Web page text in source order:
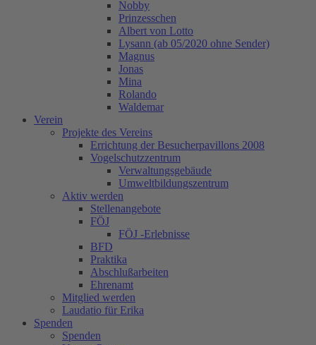
Nobby
Prinzesschen
Albert von Lotto
Lysann (ab 05/2020 ohne Sender)
Magnus
Jonas
Mina
Rolando
Waldemar
Verein
Projekte des Vereins
Errichtung der Besucherpavillons 2008
Vogelschutzzentrum
Verwaltungsgebäude
Umweltbildungszentrum
Aktiv werden
Stellenangebote
FÖJ
FÖJ -Erlebnisse
BFD
Praktika
Abschlußarbeiten
Ehrenamt
Mitglied werden
Laudatio für Erika
Spenden
Spenden